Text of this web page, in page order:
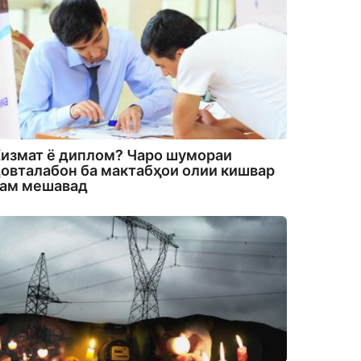
ё диплом? Чаро шумораи
ба мактабҳои олии кишвар
мешавад